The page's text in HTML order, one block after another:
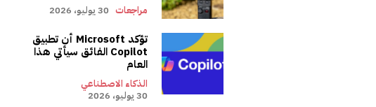
مراجعات 30 يوليو، 2026
تؤكد Microsoft أن تطبيق
Copilot الفائق سيأتي هذا
العام
الذكاء الاصطناعي
30 يوليو، 2026